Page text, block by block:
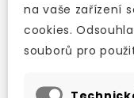
na vaše zařízení
cookies.
souborů pro